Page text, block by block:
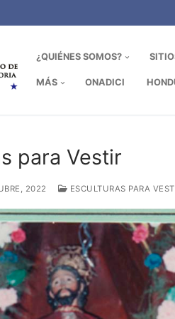
¿QUIÉNES SOMOS?
MÁS ONADICI
para Vestir
2022 ESCULTURAS PARA